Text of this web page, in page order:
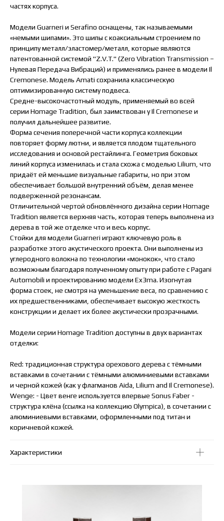
частях корпуса.
Модели Guarneri и Serafino оснащены, так называемыми
«немыми шипами». Это шипы с коаксиальным строением по
принципу металл/эластомер/металл, которые являются
патентованной системой "Z.V.T." (Zero Vibration Transmission –
Нулевая Передача Вибраций) и применялись ранее в модели Il
Cremonese. Модель Amati сохранила классическую
оптимизированную систему подвеса.
Средне-высокочастотный модуль, применяемый во всей
серии Homage Tradition, был заимствован у Il Cremonese и
получил дальнейшее развитие.
Форма сечения поперечной части корпуса коллекции
повторяет форму лютни, и является плодом тщательного
исследования и основой рестайлинга. Геометрия боковых
линий корпуса изменилась и стала схожа с моделью Lilium, что
придаёт ей меньшие визуальные габариты, но при этом
обеспечивает большой внутренний объём, делая менее
подверженной резонансам.
Отличительной чертой обновлённого дизайна серии Homage
Tradition является верхняя часть, которая теперь выполнена из
дерева в той же отделке что и весь корпус.
Стойки для модели Guarneri играют ключевую роль в
разработке этого акустического проекта. Они выполнены из
углеродного волокна по технологии «монокок», что стало
возможным благодаря полученному опыту при работе с Pagani
Automobili и проектированию модели Ex3ma. Изогнутая
форма стоек, не смотря на уменьшение веса, по сравнению с
их предшественниками, обеспечивает высокую жесткость
конструкции и делает их более акустически прозрачными.
Модели серии Hоmage Tradition доступны в двух вариантах
отделки:
Red: традиционная структура орехового дерева с тёмными
вставками в сочетании с тёмными алюминиевыми вставками
и черной кожей (как у флагманов Aida, Lilium and Il Cremonese).
Wenge: - Цвет венге используется впервые Sonus Faber -
структура клёна (ссылка на коллекцию Olympica), в сочетании с
алюминиевыми вставками, оформленными под титан и
коричневой кожей.
Характеристики